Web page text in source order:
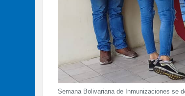
Semana Bolivariana de Inmunizaciones se